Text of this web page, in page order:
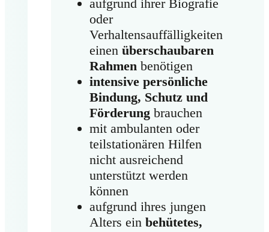
aufgrund ihrer Biografie
oder
Verhaltensauffälligkeiten
einen überschaubaren
Rahmenbenötigen
intensive persönliche
Bindung, Schutz und
Förderungbrauchen
mit ambulanten oder
teilstationären Hilfen
nicht ausreichend
unterstützt werden
können
aufgrund ihres jungen
Alters ein behütetes,